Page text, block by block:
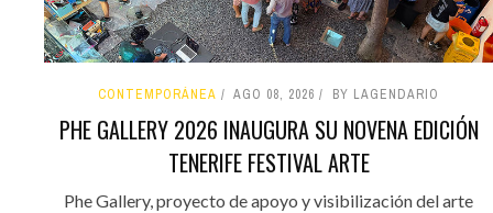
CONTEMPORÁNEA AGO 08, 2026 BY LAGENDARIO
PHE GALLERY 2026 INAUGURA SU NOVENA EDICIÓN
TENERIFE FESTIVAL ARTE
Phe Gallery, proyecto de apoyo y visibilización del arte